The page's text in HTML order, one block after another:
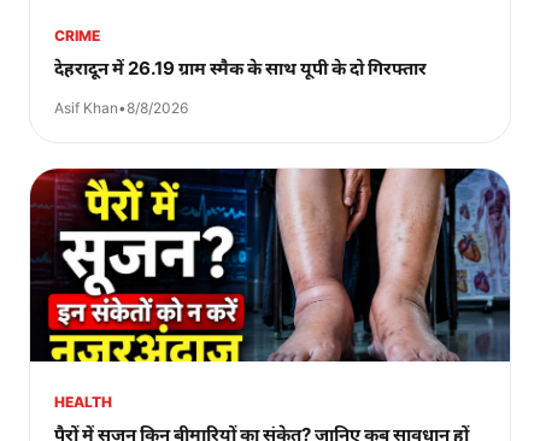
CRIME
देहरादून में 26.19 ग्राम स्मैक के साथ यूपी के दो गिरफ्तार
Asif Khan•8/8/2026
HEALTH
पैरों में सूजन किन बीमारियों का संकेत? जानिए कब सावधान हों